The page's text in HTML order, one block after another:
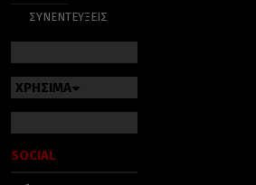
ΣΥΝΕΝΤΕΥΞΕΙΣ
ΧΡΗΣΙΜΑ
SOCIAL